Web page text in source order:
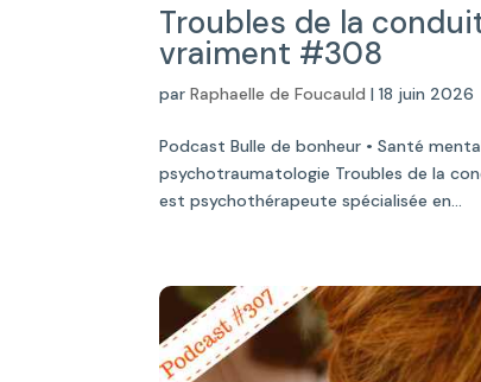
Troubles de la
vraiment #308
parRaphaelle de Foucauld |18 juin 2026
Podcast Bulle de bonheur • Santé
psychotraumatologie Troubles de la
est psychothérapeute spécialisée en...